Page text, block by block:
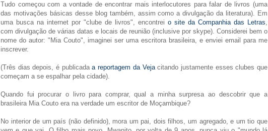
Tudo começou com a vontade de encontrar mais interlocutores para falar de livros (uma
das motivações básicas desse blog também, assim como a divulgação da literatura). Em
uma busca na internet por "clube de livros", encontrei o site da Companhia das Letras,
com divulgação de várias datas e locais de reunião (inclusive por skype). Considerei bem o
nome do autor: "Mia Couto", imaginei ser uma escritora brasileira, e enviei email para me
inscrever.
(Três dias depois, é publicadaa reportagem da Vejacitando justamente esses clubes que
começam a se espalhar pela cidade).
Quando fui procurar o livro para comprar, qual a minha surpresa ao descobrir que a
brasileira Mia Couto era na verdade um escritor de Moçambique?
No interior de um país (não definido), mora um pai, dois filhos, um agregado, e um tio que